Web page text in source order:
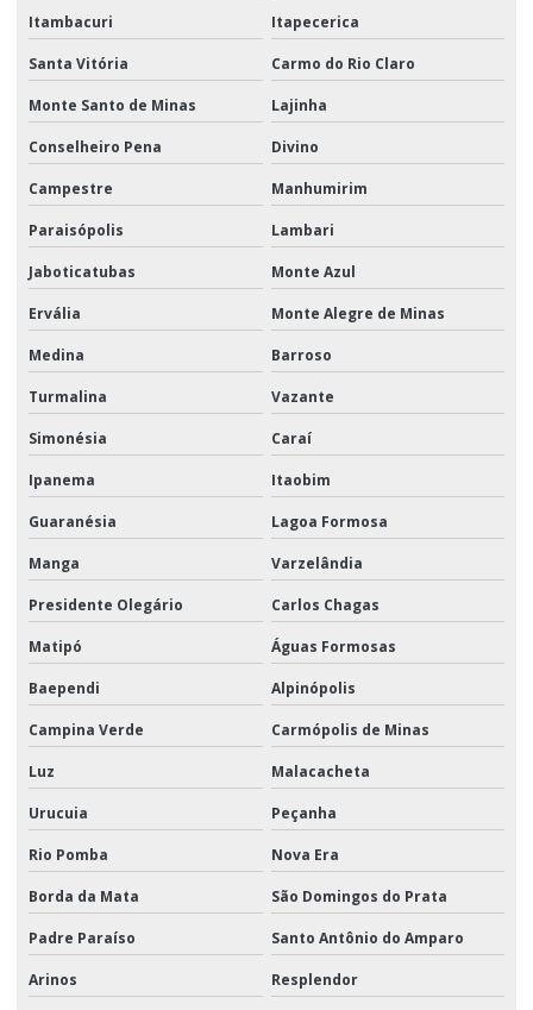
Itambacuri Itapecerica
Santa Vitória Carmo do Rio Claro
Monte Santo de Minas Lajinha
Conselheiro Pena Divino
Campestre Manhumirim
Paraisópolis Lambari
Jaboticatubas Monte Azul
Ervália Monte Alegre de Minas
Medina Barroso
Turmalina Vazante
Simonésia Caraí
Ipanema Itaobim
Guaranésia Lagoa Formosa
Manga Varzelândia
Presidente Olegário Carlos Chagas
Matipó Águas Formosas
Baependi Alpinópolis
Campina Verde Carmópolis de Minas
Luz Malacacheta
Urucuia Peçanha
Rio Pomba Nova Era
Borda da Mata São Domingos do Prata
Padre Paraíso Santo Antônio do Amparo
Arinos Resplendor